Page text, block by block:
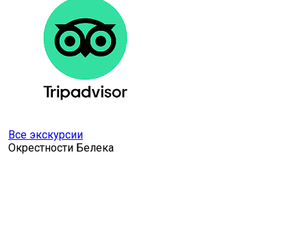
Все экскурсии
Окрестности Белека